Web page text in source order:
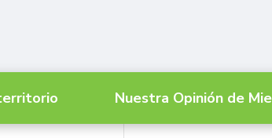
Nuestra Opinión de